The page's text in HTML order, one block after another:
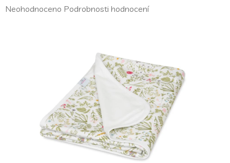
Průměrné
Neohodnoceno Podrobnosti hodnocení